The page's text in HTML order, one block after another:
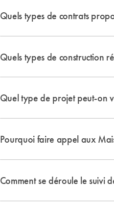
Quels types de contrats
Quels types de construction
Quel type de projet peut-on
Pourquoi faire appel aux
Comment se déroule le suivi